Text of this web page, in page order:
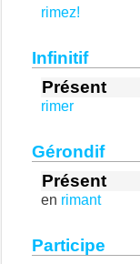
rimez!
Infinitif
Présent
rimer
Gérondif
Présent
en rimant
Participe